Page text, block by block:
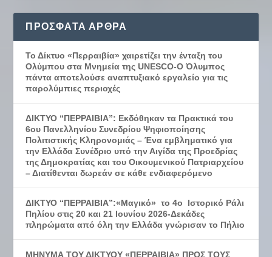
ΠΡΌΣΦΑΤΑ ΆΡΘΡΑ
Το Δίκτυο «Περραιβία» χαιρετίζει την ένταξη του
Ολύμπου στα Μνημεία της UNESCO-Ο Όλυμπος
πάντα αποτελούσε αναπτυξιακό εργαλείο για τις
παρολύμπιες περιοχές
ΔΙΚΤΥΟ “ΠΕΡΡΑΙΒΙΑ”: Εκδόθηκαν τα Πρακτικά του
6ου Πανελληνίου Συνεδρίου Ψηφιοποίησης
Πολιτιστικής Κληρονομιάς – Ένα εμβληματικό για
την Ελλάδα Συνέδριο υπό την Αιγίδα της Προεδρίας
της Δημοκρατίας και του Οικουμενικού Πατριαρχείου
– Διατίθενται δωρεάν σε κάθε ενδιαφερόμενο
ΔΙΚΤΥΟ “ΠΕΡΡΑΙΒΙΑ”:«Μαγικό» το 4ο Ιστορικό Ράλι
Πηλίου στις 20 και 21 Ιουνίου 2026-Δεκάδες
πληρώματα από όλη την Ελλάδα γνώρισαν το Πήλιο
ΜΗΝΥΜΑ ΤΟΥ ΔΙΚΤΥΟΥ «ΠΕΡΡΑΙΒΙΑ» ΠΡΟΣ ΤΟΥΣ